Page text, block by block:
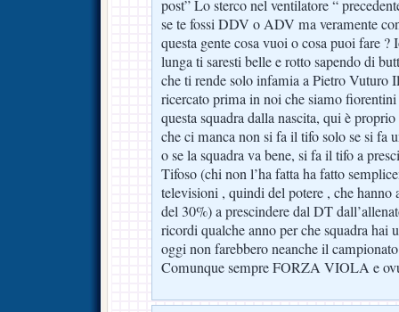
post” Lo sterco nel ventilatore “
se te fossi DDV o ADV ma veramente
questa gente cosa vuoi o cosa puoi fare ?
lunga ti saresti belle e rotto sapendo di
che ti rende solo infamia a Pietro Vuturo
ricercato prima in noi che siamo
questa squadra dalla nascita, qui è
che ci manca non si fa il tifo solo se si fa
o se la squadra va bene, si fa il tifo a
Tifoso (chi non l’ha fatta ha fatto
televisioni , quindi del potere , che
del 30%) a prescindere dal DT
ricordi qualche anno per che squadra hai
oggi non farebbero neanche il
Comunque sempre FORZA VIOLA e